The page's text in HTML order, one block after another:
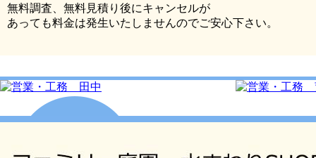
無料調査、無料見積り後にキャンセルが
あっても料金は発生いたしませんのでご安心下さい。